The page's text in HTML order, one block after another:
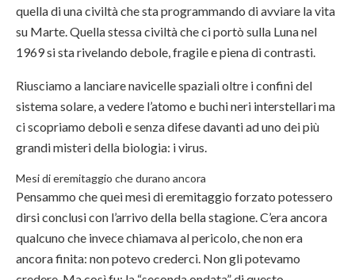
quella di una civiltà che sta programmando di avviare la vita
su Marte. Quella stessa civiltà che ci portò sulla Luna nel
1969 si sta rivelando debole, fragile e piena di contrasti.
Riusciamo a lanciare navicelle spaziali oltre i confini del
sistema solare, a vedere l’atomo e buchi neri interstellari ma
ci scopriamo deboli e senza difese davanti ad uno dei più
grandi misteri della biologia: i virus.
Mesi di eremitaggio che durano ancora
Pensammo che quei mesi di eremitaggio forzato potessero
dirsi conclusi con l’arrivo della bella stagione. C’era ancora
qualcuno che invece chiamava al pericolo, che non era
ancora finita: non potevo crederci. Non gli potevamo